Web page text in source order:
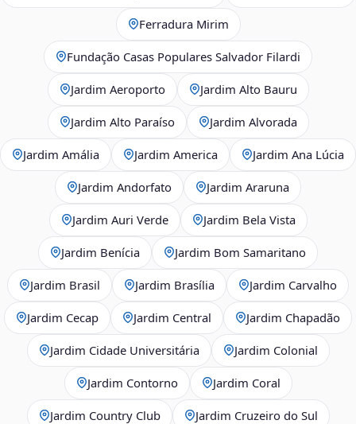
Ferradura Mirim
Fundação Casas Populares Salvador Filardi
Jardim Aeroporto Jardim Alto Bauru
Jardim Alto Paraíso Jardim Alvorada
Jardim Amália Jardim America Jardim Ana Lúcia
Jardim Andorfato Jardim Araruna
Jardim Auri Verde Jardim Bela Vista
Jardim Benícia Jardim Bom Samaritano
Jardim Brasil Jardim Brasília Jardim Carvalho
Jardim Cecap Jardim Central Jardim Chapadão
Jardim Cidade Universitária Jardim Colonial
Jardim Contorno Jardim Coral
Jardim Country Club Jardim Cruzeiro do Sul